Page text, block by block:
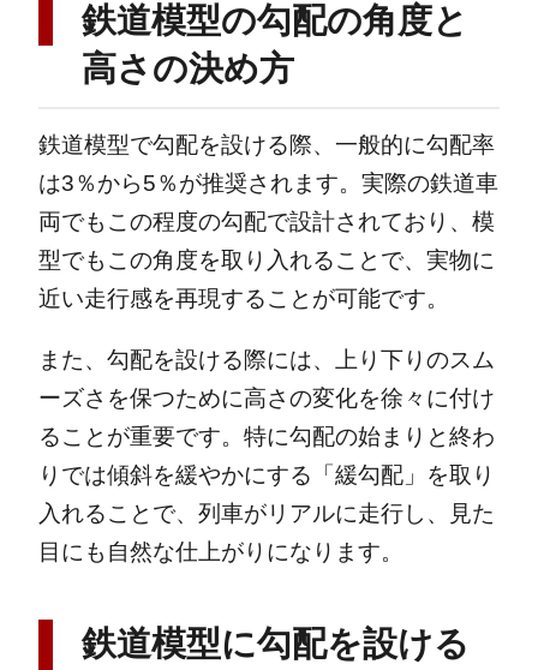
鉄道模型の勾配の角度と
高さの決め方
鉄道模型で勾配を設ける際、一般的に勾配率
は3％から5％が推奨されます。実際の鉄道車
両でもこの程度の勾配で設計されており、模
型でもこの角度を取り入れることで、実物に
近い走行感を再現することが可能です。
また、勾配を設ける際には、上り下りのスム
ーズさを保つために高さの変化を徐々に付け
ることが重要です。特に勾配の始まりと終わ
りでは傾斜を緩やかにする「緩勾配」を取り
入れることで、列車がリアルに走行し、見た
目にも自然な仕上がりになります。
鉄道模型に勾配を設ける